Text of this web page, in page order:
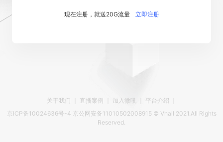
现在注册，就送20G流量 立即注册
关于我们 直播案例 加入微吼 平台介绍
京ICP备10024636号-4 京公网安备11010502008915 © Vhall 2021.All Rights
Reserved.